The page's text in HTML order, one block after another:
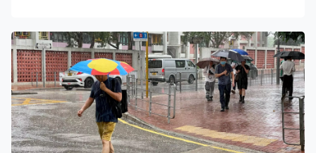
「真實旅行」，獨闖重慶大廈相當勇猛，「生存能力很
強」。 一二百元窮遊多地 數百元已屬富遊 該名小紅書網
名「澤在路上」博主據報只有15歲，是來自湖南的高中
生，經常分享一、二百元「窮遊」及數百元「富遊」影
片，雖然目的地都以國內為主，但年紀輕輕卻是獨自一人
上路，亦吸引不少網民追看。男生分享影片可見他曾三度
遊港，其中一段就是他今年七月挑戰「600元兩日一夜富